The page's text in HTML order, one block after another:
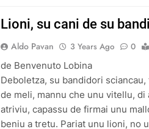
Lioni, su cani de su
Aldo Pavan 3 Years Ago 0
de Benvenuto Lobina
Deboletza, su bandidori
de meli, mannu che unu vitellu,
atriviu, capassu de firmai unu
beniu a tretu. Pariat unu lioni, no